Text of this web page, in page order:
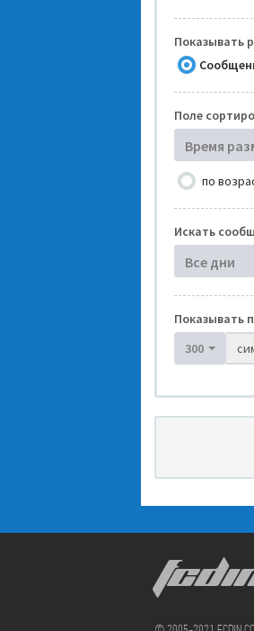
Показывать
Поле
Время
по
Искать
Все дни
Показывать
300